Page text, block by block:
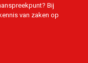
Bij
van zaken op